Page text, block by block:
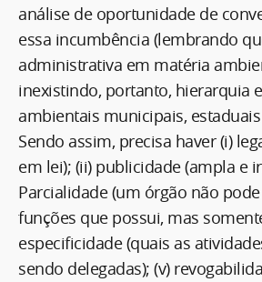
análise de oportunidade de
essa incumbência (lembrando
administrativa em matéria
inexistindo, portanto, hierarquia
ambientais municipais,
Sendo assim, precisa haver (i)
em lei); (ii) publicidade (ampla e
Parcialidade (um órgão não
funções que possui, mas
especificidade (quais as
sendo delegadas); (v)